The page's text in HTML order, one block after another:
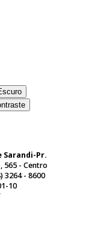
Pr.
565 - Centro
3264 - 8600
10